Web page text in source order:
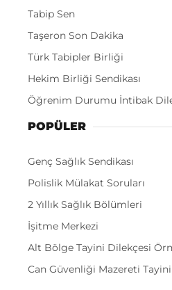
Tabip Sen
Taşeron Son Dakika
Türk Tabipler Birliği
Hekim Birliği Sendikası
Öğrenim Durumu İntibak
POPÜLER
Genç Sağlık Sendikası
Polislik Mülakat Soruları
2 Yıllık Sağlık Bölümleri
İşitme Merkezi
Alt Bölge Tayini Dilekçesi
Can Güvenliği Mazereti